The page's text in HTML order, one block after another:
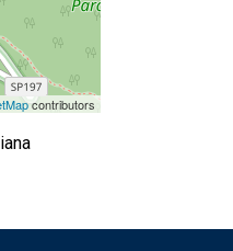
contributors